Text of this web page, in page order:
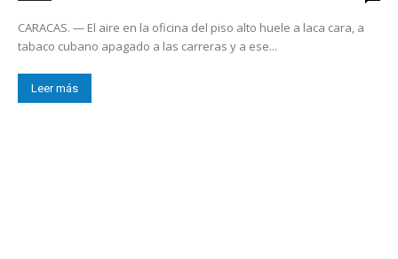
CARACAS. — El aire en la oficina del piso alto huele a laca cara, a
tabaco cubano apagado a las carreras y a ese...
Leer más